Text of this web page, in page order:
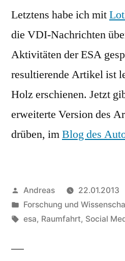
Letztens habe ich mit
die VDI-Nachrichten
Aktivitäten der ESA
resultierende Artikel ist
Holz erschienen. Jetzt
erweiterte Version des
drüben, imBlog des
Veröffentlicht
von
Andreas
22.01.2013
Veröffentlicht
in
Forschung und
Schlagwörter:
esa, Raumfahrt, Social